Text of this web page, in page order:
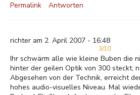
Permalink
Antworten
richter am 2. April 2007 - 16:48
3/10
Ihr schwärm alle wie kleine Buben die
hinter der geilen Optik von 300 steckt,
Abgesehen von der Technik, erreicht
hohes audio-visuelles Niveau. Mal